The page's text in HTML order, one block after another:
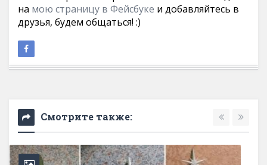
на мою страницу в Фейсбуке и добавляйтесь в
друзья, будем общаться! :)
Смотрите также: